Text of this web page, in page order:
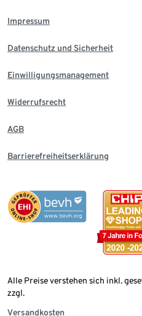
Impressum
Datenschutz und Sicherheit
Einwilligungsmanagement
Widerrufsrecht
AGB
Barrierefreiheitserklärung
Alle Preise verstehen sich inkl.
zzgl.
Versandkosten